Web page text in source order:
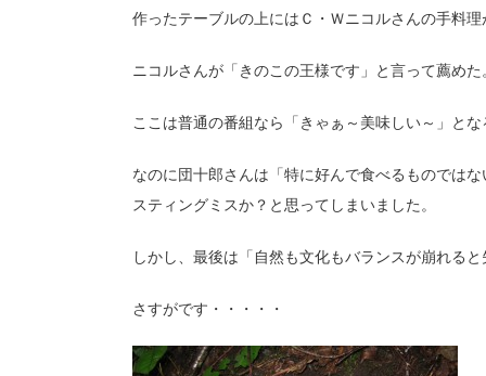
作ったテーブルの上にはＣ・Ｗニコルさんの手料
ニコルさんが「きのこの王様です」と言って薦めた
ここは普通の番組なら「きゃぁ～美味しい～」と
なのに団十郎さんは「特に好んで食べるものでは
スティングミスか？と思ってしまいました。
しかし、最後は「自然も文化もバランスが崩れる
さすがです・・・・・